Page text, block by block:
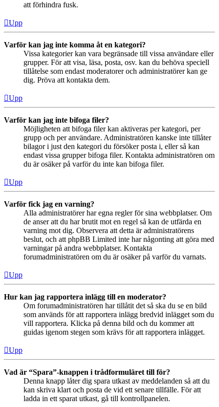
att förhindra fusk.
Upp
Varför kan jag inte komma åt en kategori?
Vissa kategorier kan vara begränsade till vissa användare eller
grupper. För att visa, läsa, posta, osv. kan du behöva speciell
tillåtelse som endast moderatorer och administratörer kan ge
dig. Pröva att kontakta dem.
Upp
Varför kan jag inte bifoga filer?
Möjligheten att bifoga filer kan aktiveras per kategori, per
grupp och per användare. Administratören kanske inte tillåter
bilagor i just den kategori du försöker posta i, eller så kan
endast vissa grupper bifoga filer. Kontakta administratören om
du är osäker på varför du inte kan bifoga filer.
Upp
Varför fick jag en varning?
Alla administratörer har egna regler för sina webbplatser. Om
de anser att du har brutit mot en regel så kan de utfärda en
varning mot dig. Observera att detta är administratörens
beslut, och att phpBB Limited inte har någonting att göra med
varningar på andra webbplatser. Kontakta
forumadministratören om du är osäker på varför du varnats.
Upp
Hur kan jag rapportera inlägg till en moderator?
Om forumadministratören har tillåtit det så ska du se en bild
som används för att rapportera inlägg bredvid inlägget som du
vill rapportera. Klicka på denna bild och du kommer att
guidas igenom stegen som krävs för att rapportera inlägget.
Upp
Vad är “Spara”-knappen i trådformuläret till för?
Denna knapp låter dig spara utkast av meddelanden så att du
kan skriva klart och posta de vid ett senare tillfälle. För att
ladda in ett sparat utkast, gå till kontrollpanelen.